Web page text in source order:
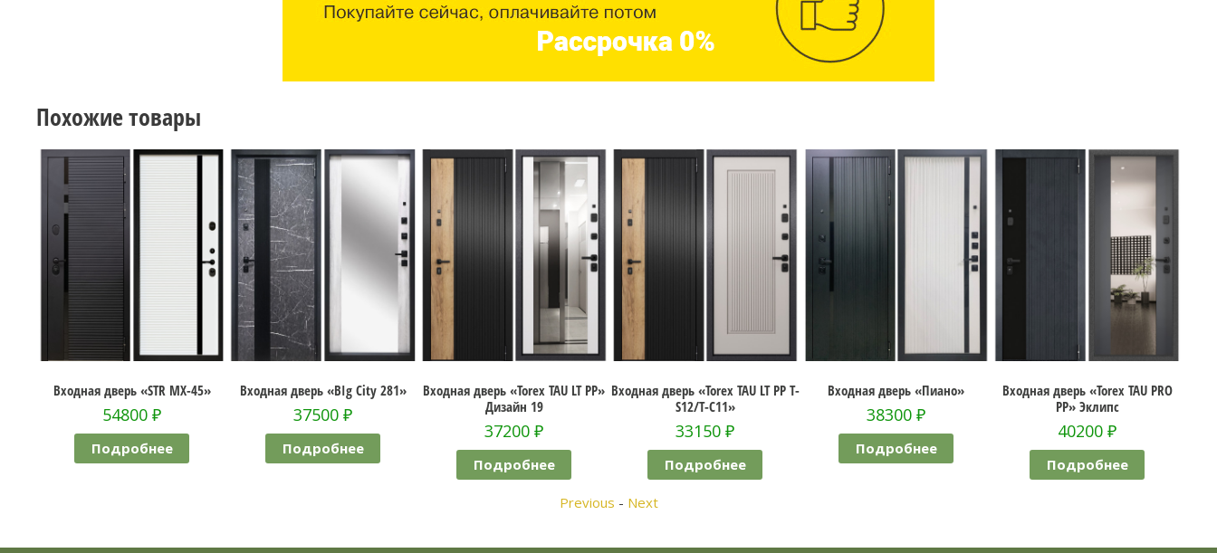
Похожие товары
Входная дверь «STR MX-45»
54800₽
Подробнее
Входная дверь «BIg City 281»
37500₽
Подробнее
Входная дверь «Torex TAU LT PP»
Дизайн 19
37200₽
Подробнее
Входная дверь «Torex TAU LT PP T-
S12/T-C11»
33150₽
Подробнее
Входная дверь «Пиано»
38300₽
Подробнее
Входная дверь «Torex TAU PRO
PP» Эклипс
40200₽
Подробнее
Previous - Next